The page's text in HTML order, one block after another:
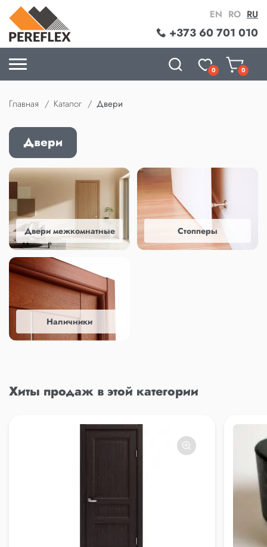
+373 60 701 010
EN RO RU
0 0
Главная Каталог Двери
Двери
Двери межкомнатные Стопперы
Наличники
Хиты продаж в этой категории